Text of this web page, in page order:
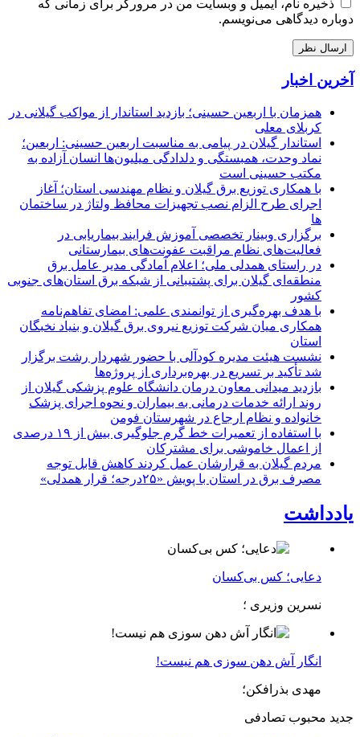
ذخیره نام، ایمیل و وبسایت من در مرورگر برای زمانی که
دوباره دیدگاهی می‌نویسم.
آخرین اخبار
همزمان با اربعین حسینی؛ بازدید استاندار از مواکب گیلانی در
کربلای معلی
استاندار گیلان در پیامی به مناسبت اربعین حسینی: اربعین؛
نماد وحدت، همبستگی و دلدادگی میلیون‌ها انسان آزاده به
مکتب حسینی است
با همکاری توزیع برق گیلان و نظام مهندسی استان؛ آغاز
اجرای طرح الزام نصب تجهیزات محافظ ولتاژ در ساختمان
ها
برگزاری وبینار تخصصی آموزش فرایند بیماریابی در
فعالیت‌های نظام مراقبت عفونت‌های بیمارستانی
در راستای همدلی ملی؛ اعلام آمادگی مدیر عامل برق
منطقه‌ای گیلان برای پشتیبانی از شبكه برق استان‌های جنوبی
كشور
با هدف بهره‌گیری از توانمندی علمی: امضای تفاهم‌نامه
همكاری میان شركت توزیع نیروی برق گیلان و بنیاد نخبگان
استان
نشست هیئت مدیره کودآلی با حضور شهردار رشت برگزار
شد تأکید بر تسریع در بهره‌برداری از پروژه‌ها
بازدید میدانی معاون درمان دانشگاه علوم پزشکی گیلان از
روند ارائه خدمات درمانی به بیماران و نحوه اجرای پزشک
خانواده و نظام ارجاع در شهرستان فومن
با استفاده از تعمیرات خط گرم جلوگیری بیش از ۱۹ درصدی
از اعمال خاموشی برای مشتركان
مردم گیلان به قرارشان عمل کردند كاهش قابل توجه
مصرف برق در استان با پویش «۲۵درجه؛ قرار همدلی»
یادداشت
دعایی؛ کس بی‌کسان
نسرین وزیری ؛
انگار آش دهن سوزی هم نیست!
مهدی بذرافکن؛
جدید محبوب تصادفی